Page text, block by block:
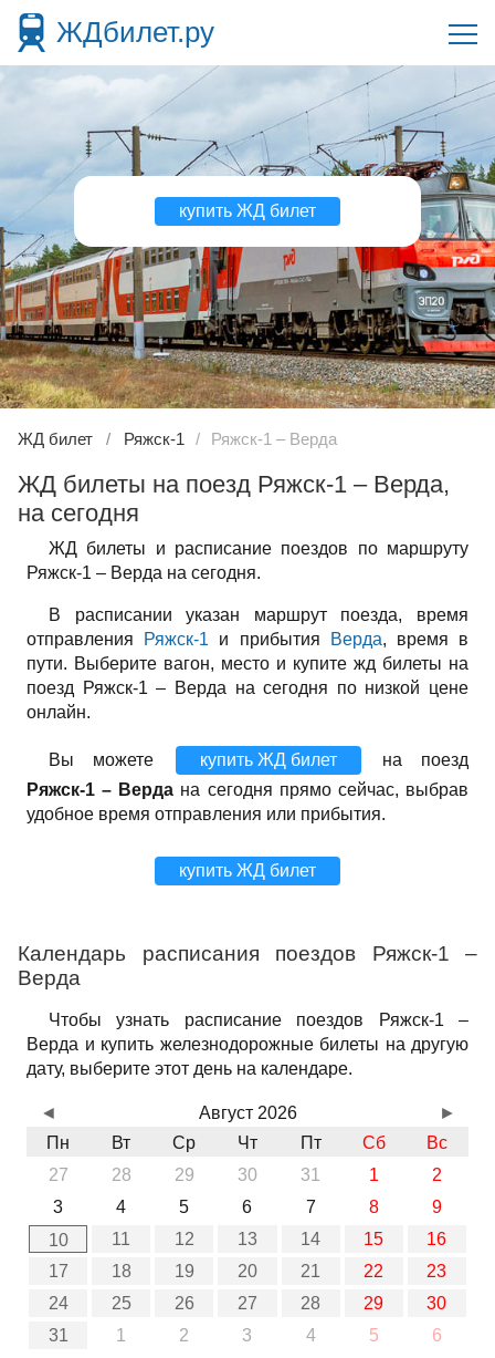
ЖДбилет.ру
купить ЖД билет
ЖД билет Ряжск-1 Ряжск-1 – Верда
ЖД билеты на поезд Ряжск-1 – Верда,
на сегодня
ЖД билеты и расписание поездов по маршруту
Ряжск-1 – Верда на сегодня.
В расписании указан маршрут поезда, время
отправления
Ряжск-1 и прибытия Верда, время в
пути. Выберите вагон, место и купите жд билеты на
поезд Ряжск-1 – Верда на сегодня по низкой цене
онлайн.
Вы можете купить ЖД билет
на поезд
Ряжск-1 – Верда на сегодня прямо сейчас, выбрав
удобное время отправления или прибытия.
купить ЖД билет
Календарь расписания поездов Ряжск-1 –
Верда
Чтобы узнать расписание поездов Ряжск-1 –
Верда и купить железнодорожные билеты на другую
дату, выберите этот день на календаре.
Август 2026
Пн
Вт Ср Чт Пт Сб
Вс
27
28 29 30 31 1
2
3
4 5 6 7 8
9
10
11 12 13 14 15
16
17
18 19 20 21 22
23
24
25 26 27 28 29
30
31
1 2 3 4 5 6
◄ ►